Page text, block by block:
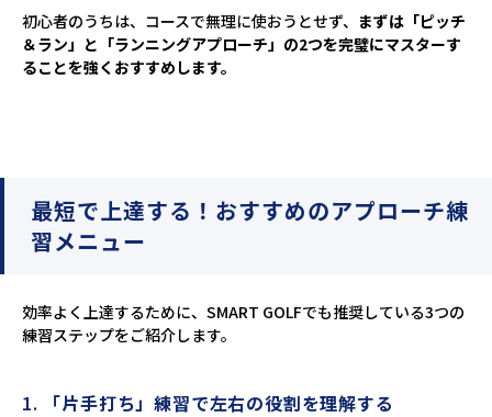
初心者のうちは、コースで無理に使おうとせず、 まずは「ピッチ
＆ラン」と「ランニングアプローチ」の2つを完璧にマスターす
ることを強くおすすめします。
最短で上達する！おすすめのアプローチ練
習メニュー
効率よく上達するために、SMART GOLFでも推奨している3つの
練習ステップをご紹介します。
1. 「片手打ち」練習で左右の役割を理解する